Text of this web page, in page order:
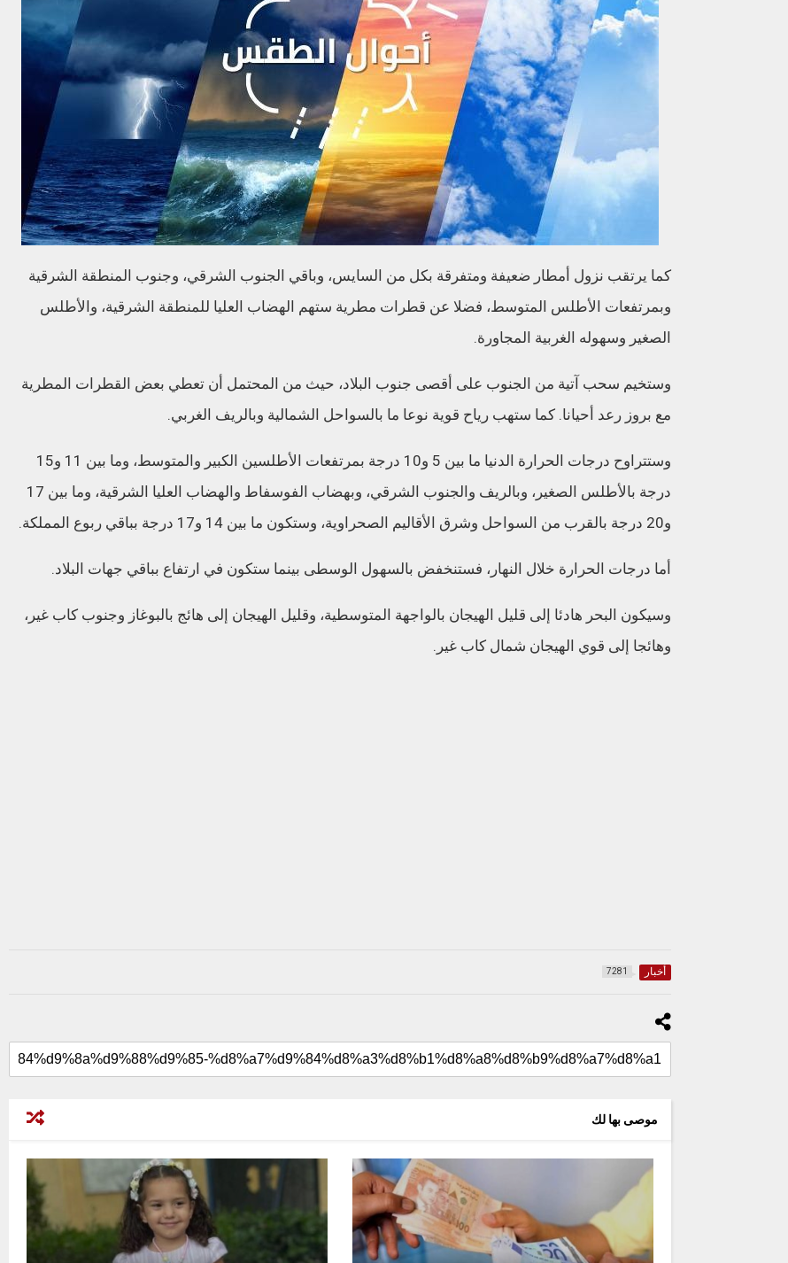
كما يرتقب نزول أمطار ضعيفة ومتفرقة بكل من السايس، وباقي الجنوب الشرقي، وجنوب المنطقة الشرقية
وبمرتفعات الأطلس المتوسط، فضلا عن قطرات مطرية ستهم الهضاب العليا للمنطقة الشرقية، والأطلس
الصغير وسهوله الغربية المجاورة.
وستخيم سحب آتية من الجنوب على أقصى جنوب البلاد، حيث من المحتمل أن تعطي بعض القطرات المطرية
مع بروز رعد أحيانا. كما ستهب رياح قوية نوعا ما بالسواحل الشمالية وبالريف الغربي.
وستتراوح درجات الحرارة الدنيا ما بين 5 و10 درجة بمرتفعات الأطلسين الكبير والمتوسط، وما بين 11 و15
درجة بالأطلس الصغير، وبالريف والجنوب الشرقي، وبهضاب الفوسفاط والهضاب العليا الشرقية، وما بين 17
و20 درجة بالقرب من السواحل وشرق الأقاليم الصحراوية، وستكون ما بين 14 و17 درجة بباقي ربوع المملكة.
أما درجات الحرارة خلال النهار، فستنخفض بالسهول الوسطى بينما ستكون في ارتفاع بباقي جهات البلاد.
وسيكون البحر هادئا إلى قليل الهيجان بالواجهة المتوسطية، وقليل الهيجان إلى هائج بالبوغاز وجنوب كاب غير،
وهائجا إلى قوي الهيجان شمال كاب غير.
أخبار 7281
موصى بها لك